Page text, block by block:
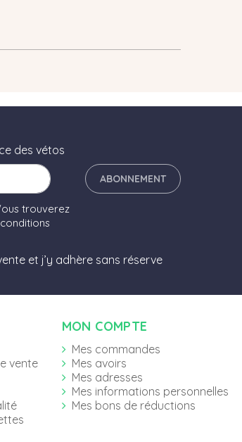
des vétos
ABONNEMENT
trouverez
et j’y adhère sans réserve
vente
MON COMPTE
Mes commandes
Mes avoirs
Mes adresses
Mes informations personnelles
Mes bons de réductions